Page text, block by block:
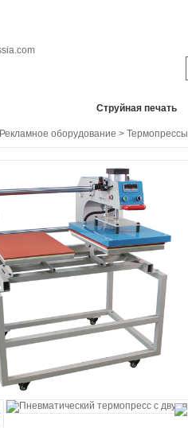
Cтруйная печать
Рекламное оборудование > Термопрессы